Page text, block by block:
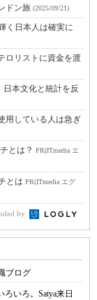
ドン旅 (2025/09/21)
く日本人は確実に
ロリストに資金を渡
本文化と統計を反
用している人は急ぎ
とは？ PR(ITmedia エ
とは PR(ITmedia エグ
by
ブログ
いろ。Satya来日